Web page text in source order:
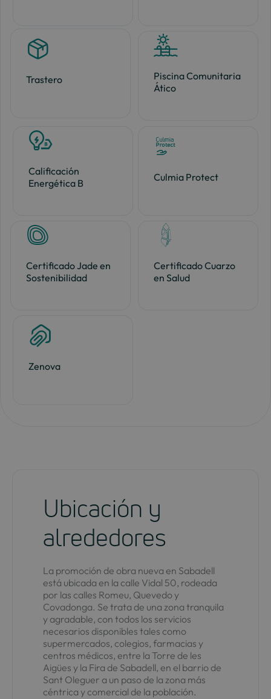
Trastero
Piscina Comunitaria
Ático
Calificación
Energética B
Culmia Protect
Certificado Jade en
Sostenibilidad
Certificado Cuarzo
en Salud
Zenova
Ubicación y
alrededores
La promoción de obra nueva en Sabadell
está ubicada en la calle Vidal 50, rodeada
por las calles Romeu, Quevedo y
Covadonga. Se trata de una zona tranquila
y agradable, con todos los servicios
necesarios disponibles tales como
supermercados, colegios, farmacias y
centros médicos, entre la Torre de les
Aigües y la Fira de Sabadell, en el barrio de
Sant Oleguer a un paso de la zona más
céntrica y comercial de la población.